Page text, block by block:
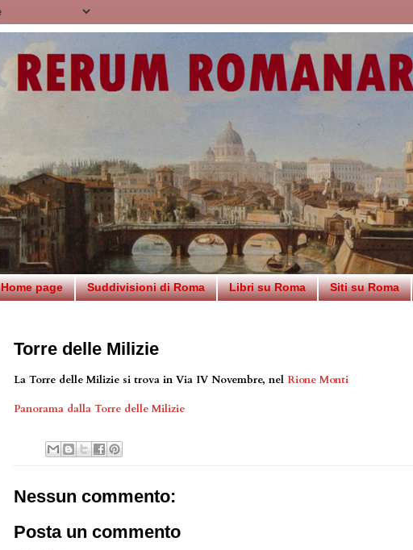
Home page Suddivisioni di Roma Libri su Roma Siti su Roma
Torre delle Milizie
La Torre delle Milizie si trova in Via IV Novembre, nel Rione Monti
Panorama dalla Torre delle Milizie
Nessun commento:
Posta un commento